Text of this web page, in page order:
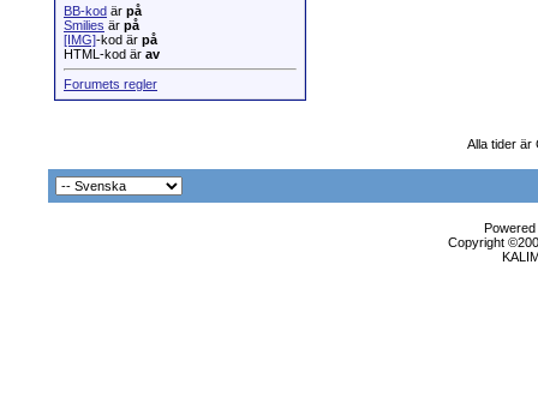
BB-kod är på
Smilies är på
[IMG]-kod är på
HTML-kod är av
Forumets regler
Alla tider är
Copyright